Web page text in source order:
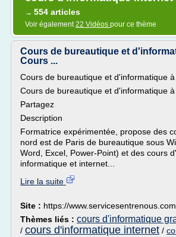
→ 554 articles
Voir également22 Vidéos pour ce thème
Cours de bureautique et
Cours ...
Cours de bureautique et d'informatique
Cours de bureautique et d'informatique
Partagez
Description
Formatrice expérimentée, propose des
nord est de Paris de bureautique sous
Word, Excel, Power-Point) et des cours
informatique et internet...
Lire la suite
Site : https://www.servicesentrenous.com
Thèmes liés : cours d'informatique
/ cours d'informatique internet /